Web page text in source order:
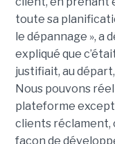
toute sa
le dépannage », a
expliqué que
justifiait, au
Nous pouvons
plateforme
clients réclament,
façon de